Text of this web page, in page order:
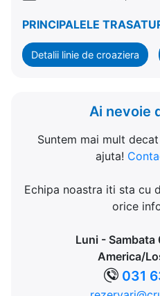
PRINCIPALELE
Detalii linie de croaziera
Ai nevoie
Suntem mai mult
ajuta!
Echipa noastra iti sta cu
orice
Luni -
America/
031